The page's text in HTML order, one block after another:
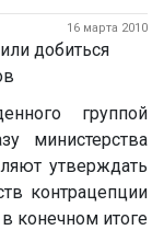
16 марта 2010
группой
министерства
утверждать
контрацепции
конечном итоге